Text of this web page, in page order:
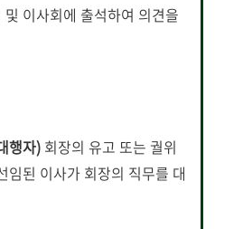
이사회에 출석하여 의견을
행자) 회장의 유고 또는 궐위
임된 이사가 회장의 직무를 대